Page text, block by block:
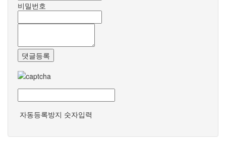
비밀번호
댓글등록
자동등록방지 숫자입력